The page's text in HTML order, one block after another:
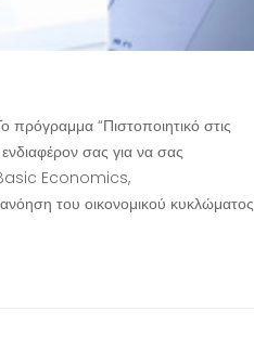
“Πιστοποιητικό στις
σας για να σας
Basic Economics,
του οικονομικού κυκλώματος